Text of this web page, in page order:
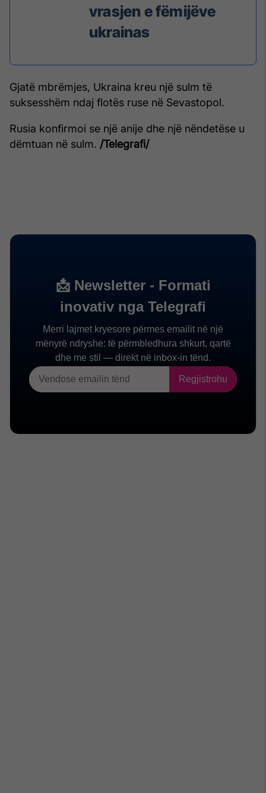
vrasjen e fëmijëve
ukrainas
Gjatë mbrëmjes, Ukraina kreu një sulm të
suksesshëm ndaj flotës ruse në Sevastopol.
Rusia konfirmoi se një anije dhe një nëndetëse u
dëmtuan në sulm. /Telegrafi/